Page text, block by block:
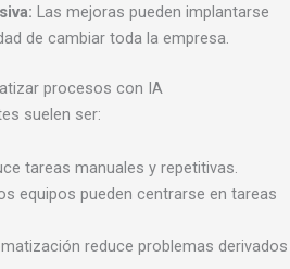
Las mejoras pueden implantarse
de cambiar toda la empresa.
procesos con IA
suelen ser:
tareas manuales y repetitivas.
equipos pueden centrarse en tareas
reduce problemas derivados